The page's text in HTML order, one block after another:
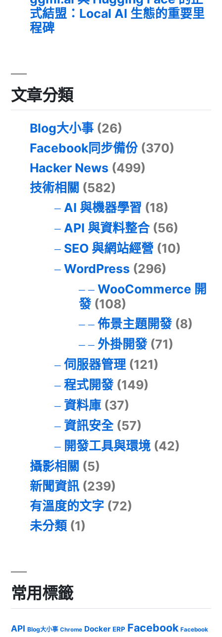
式結盟：Local AI 生態的重要里
程碑
文章分類
Blog大小事 (26)
Facebook同步備份 (370)
Hacker News (499)
技術相關 (582)
AI 與機器學習 (18)
API 與資料整合(56)
SEO 與網站經營 (10)
WordPress (296)
WooCommerce 開
發(108)
佈景主題開發(8)
外掛開發(71)
伺服器管理(121)
程式開發(149)
資料庫(37)
資訊安全(57)
開發工具與環境(42)
攝影相關 (5)
新聞資訊 (239)
有溫度的文字 (72)
未分類 (1)
常用標籤
API Blog大小事 Chrome Docker ERP Facebook Facebook